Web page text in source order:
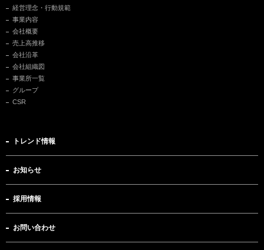
経営理念・行動規範
事業内容
会社概要
売上高推移
会社沿革
会社組織図
事業所一覧
グループ
CSR
トレンド情報
お知らせ
採用情報
お問い合わせ